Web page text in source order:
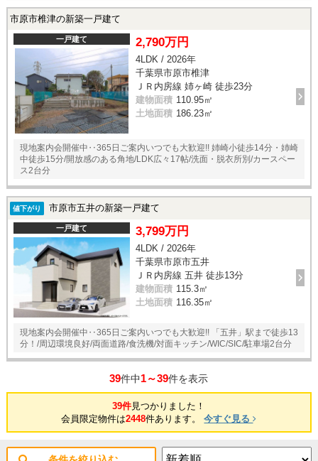
市原市椎津の新築一戸建て
一戸建て 2,790万円
4LDK / 2026年
千葉県市原市椎津
ＪＲ内房線 姉ヶ崎 徒歩23分
建物面積 110.95㎡
土地面積 186.23㎡
現地案内会開催中‥365日ご案内いつでも大歓迎!! 姉崎小徒歩14分・姉崎
中徒歩15分/開放感のある角地/LDK広々17帖/洗面・脱衣所別/カースペー
ス2台分
値下がり 市原市五井の新築一戸建て
一戸建て 3,799万円
4LDK / 2026年
千葉県市原市五井
ＪＲ内房線 五井 徒歩13分
建物面積 115.3㎡
土地面積 116.35㎡
現地案内会開催中‥365日ご案内いつでも大歓迎!! 「五井」駅まで徒歩13
分！/周辺環境良好/両面道路/食洗機/対面キッチン/WIC/SIC/駐車場2台分
39件中1～39件を表示
39件見つかりました！
会員限定物件は2448件あります。今すぐ見る